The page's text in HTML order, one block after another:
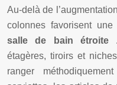
Au-delà de
colonnes favorisent une
salle de bain étroite
étagères, tiroirs et
ranger